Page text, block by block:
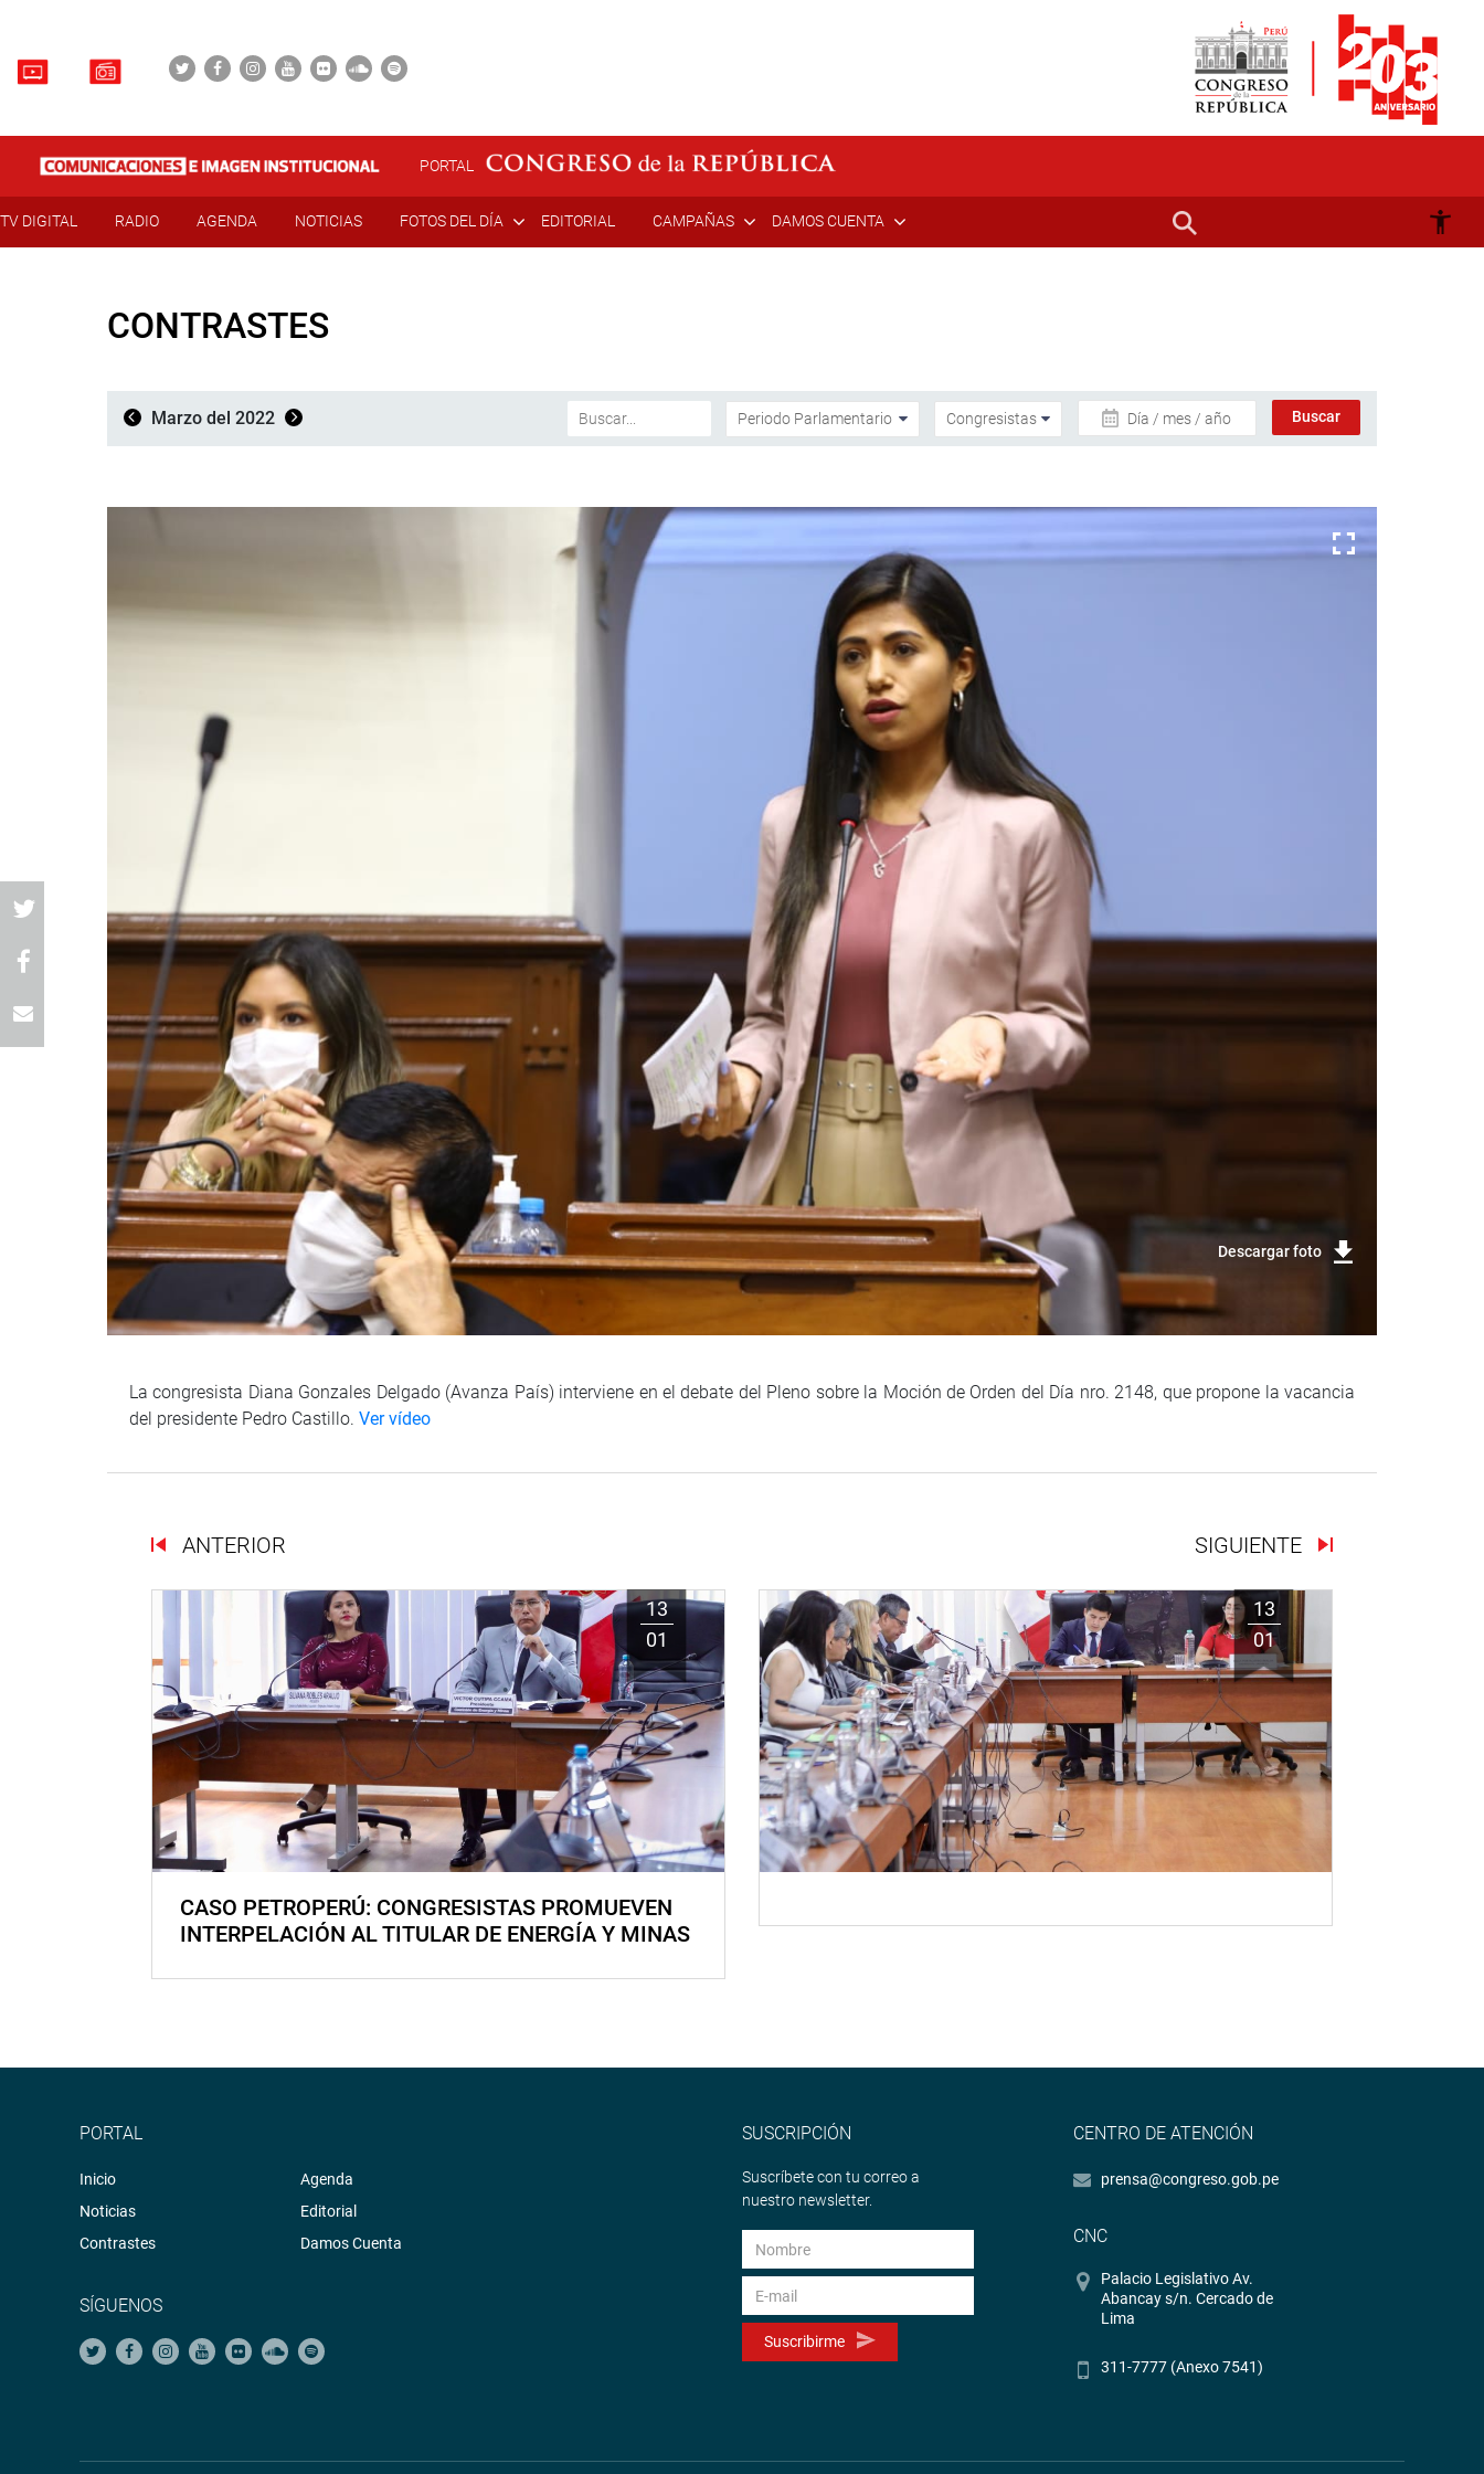
PORTAL
TV DIGITAL RADIO AGENDA NOTICIAS FOTOS DEL DÍA EDITORIAL CAMPAÑAS DAMOS CUENTA
CONTRASTES
Marzo del 2022 Día / mes / año
Descargar foto
La congresista Diana Gonzales Delgado (Avanza País) interviene en el debate del Pleno sobre la Moción de Orden del Día nro. 2148, que propone la vacancia
del presidente Pedro Castillo. Ver vídeo
ANTERIOR SIGUIENTE
13
01
CASO PETROPERÚ: CONGRESISTAS PROMUEVEN
INTERPELACIÓN AL TITULAR DE ENERGÍA Y MINAS
13
01
PORTAL
Inicio
Noticias
Contrastes
Agenda
Editorial
Damos Cuenta
SÍGUENOS
SUSCRIPCIÓN
Suscríbete con tu correo a
nuestro newsletter.
Suscribirme
CENTRO DE ATENCIÓN
prensa@congreso.gob.pe
CNC
Palacio Legislativo Av.
Abancay s/n. Cercado de
Lima
311-7777 (Anexo 7541)